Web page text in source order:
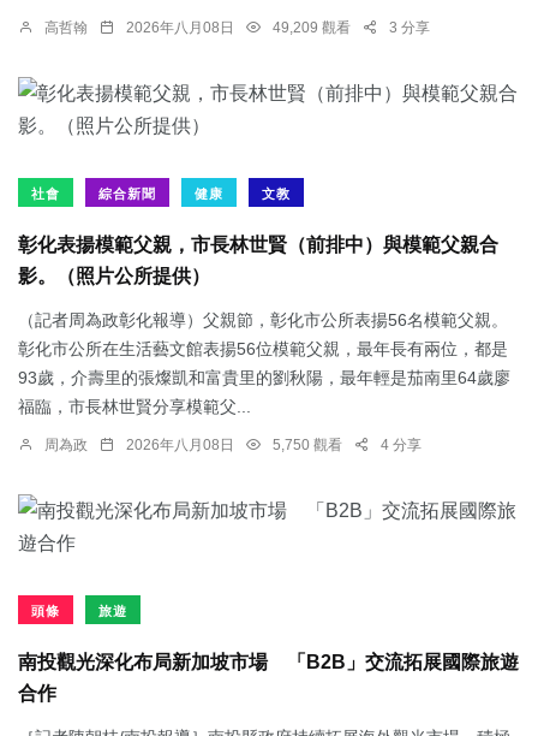
高哲翰 2026年八月08日 49,209 觀看 3 分享
社會 綜合新聞 健康 文教
彰化表揚模範父親，市長林世賢（前排中）與模範父親合
影。（照片公所提供）
（記者周為政彰化報導）父親節，彰化市公所表揚56名模範父親。
彰化市公所在生活藝文館表揚56位模範父親，最年長有兩位，都是
93歲，介壽里的張燦凱和富貴里的劉秋陽，最年輕是茄南里64歲廖
福臨，市長林世賢分享模範父...
周為政 2026年八月08日 5,750 觀看 4 分享
頭條 旅遊
南投觀光深化布局新加坡市場 「B2B」交流拓展國際旅遊
合作